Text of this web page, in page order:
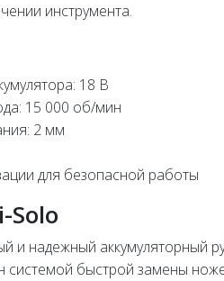
инструмента.
18 В
15 000 об/мин
2 мм
для безопасной работы
Solo
и надежный аккумуляторный
системой быстрой замены